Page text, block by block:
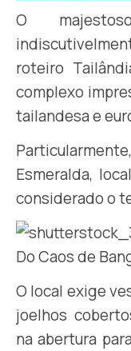
O
roteiro
complexo
tailandesa e
Esmeralda,
considerado o
O local exige
joelhos
na abertura